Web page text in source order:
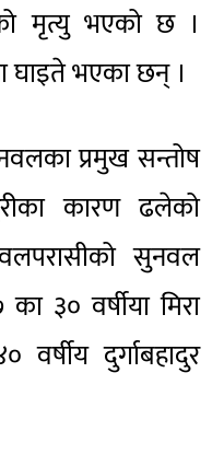
मृत्यु भएको छ ।
घाइते भएका छन् ।
प्रमुख सन्तोष
कारण ढलेको
सुनवल
३० वर्षीया मिरा
दुर्गाबहादुर